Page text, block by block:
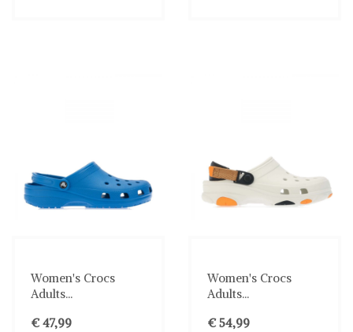
Women's Crocs
Adults...
€ 47,99
Women's Crocs
Adults...
€ 54,99